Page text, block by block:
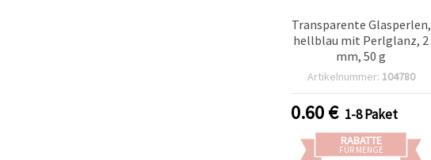
Transparente Glasperlen,
hellblau mit Perlglanz, 2
mm, 50 g
Artikelnummer: 104780
0.60€ 1-8 Paket
RABATTE
FÜR MENGE